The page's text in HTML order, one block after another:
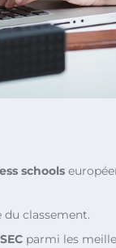
schools
du classement.
parmi les